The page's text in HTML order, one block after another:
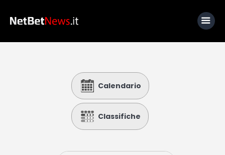
Calcio
Basket
Tennis
Calendario
Classifiche